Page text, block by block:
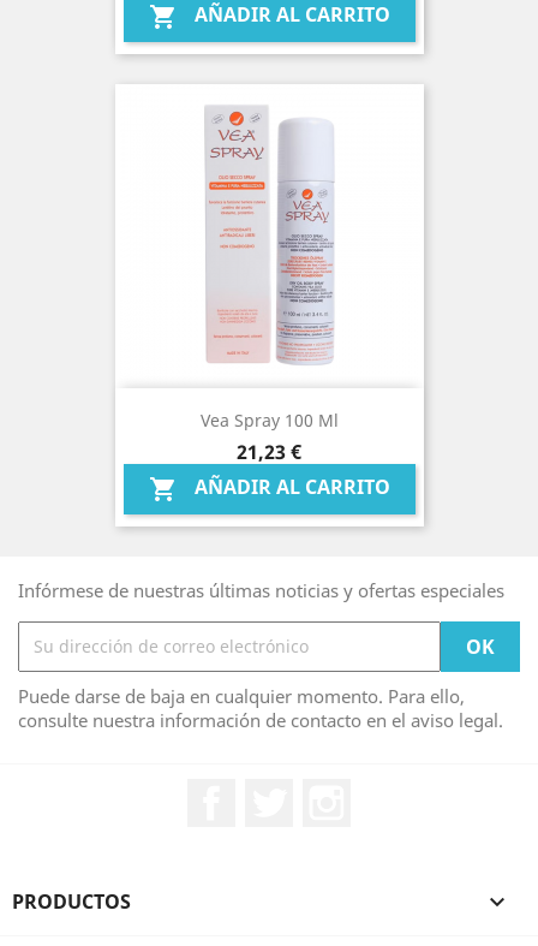
 AÑADIR AL CARRITO
Vea Spray 100 Ml
Precio
21,23 €
 AÑADIR AL CARRITO
Infórmese de nuestras últimas noticias y ofertas especiales
Puede darse de baja en cualquier momento. Para ello,
consulte nuestra información de contacto en el aviso legal.
PRODUCTOS 